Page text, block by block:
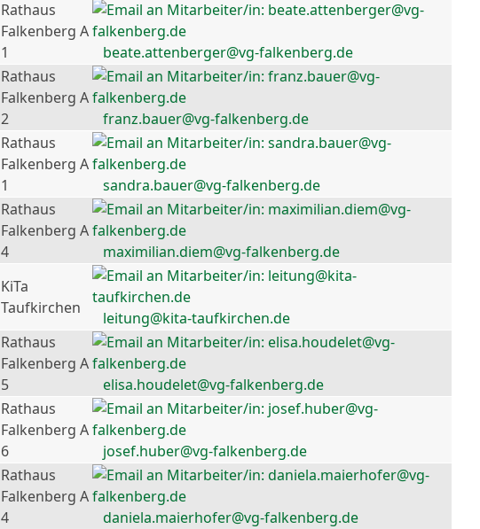
Rathaus
Falkenberg A
1
beate.attenberger@vg-falkenberg.de
Rathaus
Falkenberg A
2
franz.bauer@vg-falkenberg.de
Rathaus
Falkenberg A
1
sandra.bauer@vg-falkenberg.de
Rathaus
Falkenberg A
4
maximilian.diem@vg-falkenberg.de
KiTa
Taufkirchen
leitung@kita-taufkirchen.de
Rathaus
Falkenberg A
5
elisa.houdelet@vg-falkenberg.de
Rathaus
Falkenberg A
6
josef.huber@vg-falkenberg.de
Rathaus
Falkenberg A
4
daniela.maierhofer@vg-falkenberg.de